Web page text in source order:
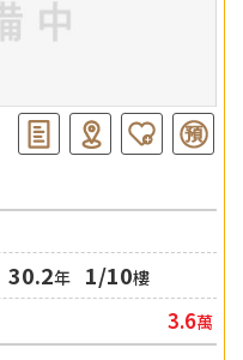
30.2年 1/10樓
3.6萬